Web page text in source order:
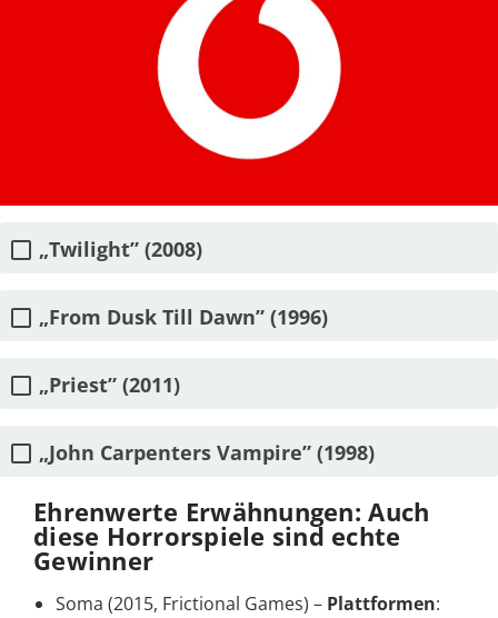
„Twilight” (2008)
„From Dusk Till Dawn” (1996)
„Priest” (2011)
„John Carpenters Vampire” (1998)
Ehrenwerte Erwähnungen: Auch
diese Horrorspiele sind echte
Gewinner
Soma (2015, Frictional Games) – Plattformen: